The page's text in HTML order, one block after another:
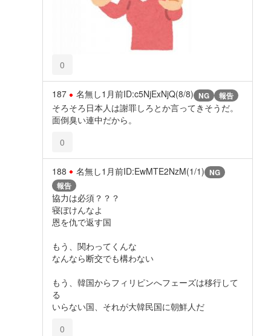
0
187 名無し1月前ID:c5NjExNjQ(8/8) NG 報告
そろそろ日本人は謝罪しろとか言ってきそうだ。
面倒臭い連中だから。
0
188 名無し1月前ID:EwMTE2NzM(1/1) NG
報告
協力は必須？？？
寝ぼけんなよ
恩を仇で返す国
もう、関わってくんな
なんなら断交でも構わない
もう、韓国からフィリピンへフェーズは移行して
る
いらない国、それが大韓民国に朝鮮人だ
0